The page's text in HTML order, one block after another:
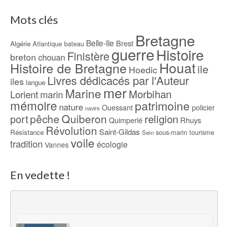
Mots clés
Algérie Atlantique bateau Belle-Ile Brest Bretagne
breton chouan FinistèreguerreHistoire
Histoire de Bretagne Hoedic Houatile
iles langue Livres dédicacés par l'Auteur
Lorientmarin Marine merMorbihan
mémoire nature navire Ouessant patrimoine policier
portpêcheQuiberon Quimperlé religion Rhuys
Résistance Révolution Saint-Gildas Sein sous-marin tourisme
tradition Vannes voile écologie
En vedette !